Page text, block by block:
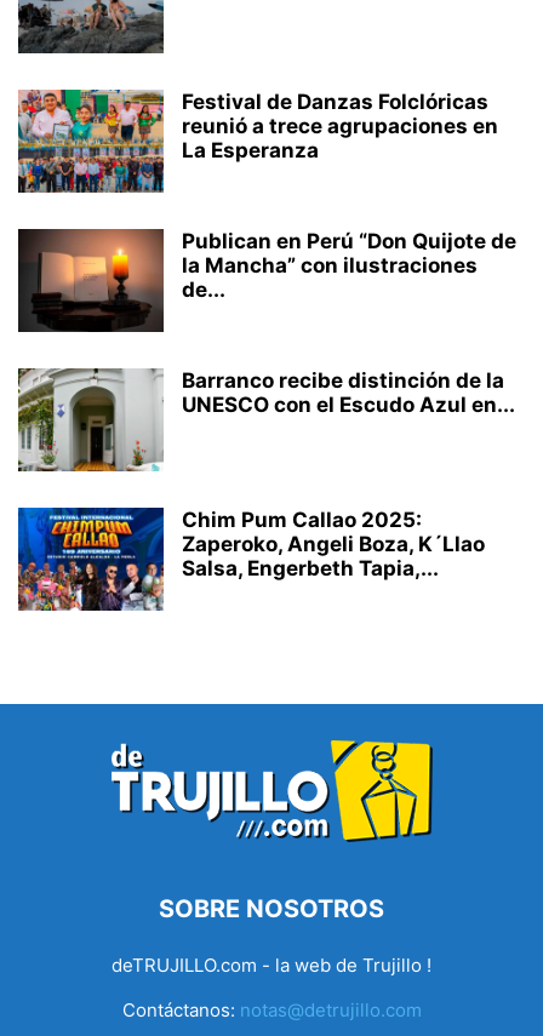
Festival de Danzas Folclóricas
reunió a trece agrupaciones en
La Esperanza
Publican en Perú “Don Quijote de
la Mancha” con ilustraciones
de...
Barranco recibe distinción de la
UNESCO con el Escudo Azul en...
Chim Pum Callao 2025:
Zaperoko, Angeli Boza, K´Llao
Salsa, Engerbeth Tapia,...
SOBRE NOSOTROS
deTRUJILLO.com - la web de Trujillo !
Contáctanos: notas@detrujillo.com